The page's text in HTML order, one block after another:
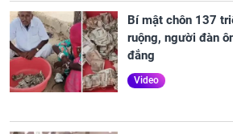
Bí mật chôn 137
ruộng, người đàn
đắng
Video